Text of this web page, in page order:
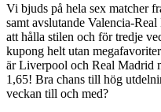
Vi bjuds på hela sex matcher
samt avslutande Valencia-
att hålla stilen och för tredje
kupong helt utan
är Liverpool och Real Madrid
1,65! Bra chans till hög
veckan till och med?